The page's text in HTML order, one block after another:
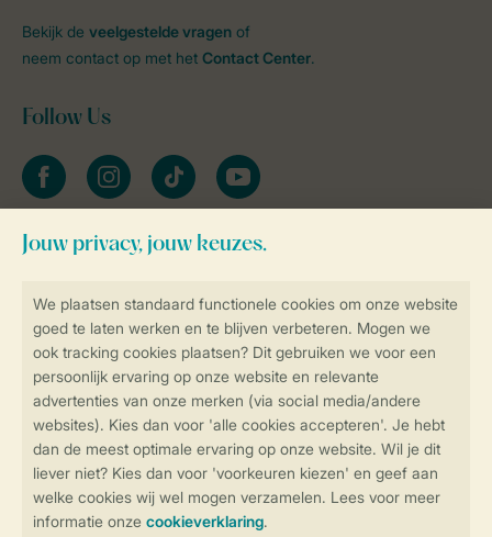
Controle over jouw gegevens &
Veilig en snel online boeken
Veilige gegevensoverdracht
Veilige betaling
Bekijk de veelgestelde vragen of
neem contact op met het Contact Center.
Follow Us
facebookinstagramtiktok youtube
Blijf op de hoogte